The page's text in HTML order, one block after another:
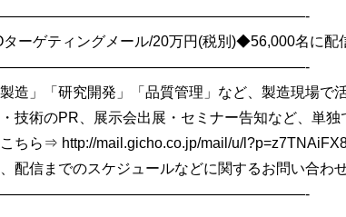
ーゲティングメール/20万円(税別)◆56,000名に配
製造」「研究開発」「品質管理」など、製造現場で
技術のPR、展示会出展・セミナー告知など、単独
ちら⇒ http://mail.gicho.co.jp/mail/u/
配信までのスケジュールなどに関するお問い合わ